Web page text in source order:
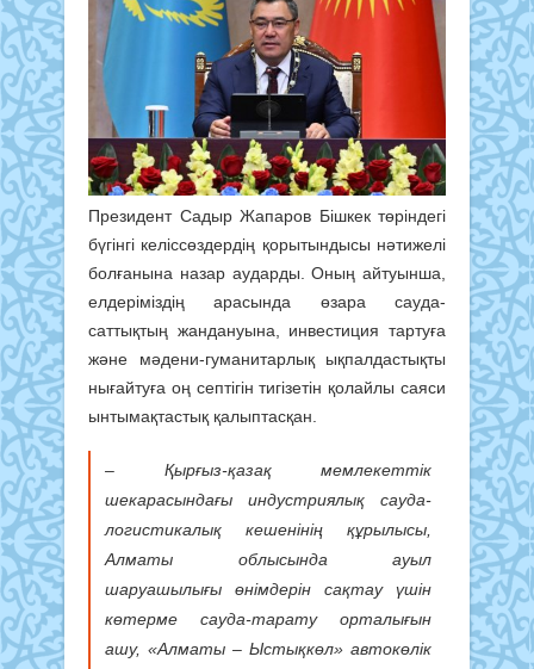
Президент Садыр Жапаров Бішкек төріндегі
бүгінгі келіссөздердің қорытындысы нәтижелі
болғанына назар аударды. Оның айтуынша,
елдеріміздің арасында өзара сауда-
cаттықтың жандануына, инвестиция тартуға
және мәдени-гуманитарлық ықпалдастықты
нығайтуға оң септігін тигізетін қолайлы саяси
ынтымақтастық қалыптасқан.
– Қырғыз-қазақ мемлекеттік
шекарасындағы индустриялық сауда-
логистикалық кешенінің құрылысы,
Алматы облысында ауыл
шаруашылығы өнімдерін сақтау үшін
көтерме сауда-тарату орталығын
ашу, «Алматы – Ыстықкөл» автокөлік